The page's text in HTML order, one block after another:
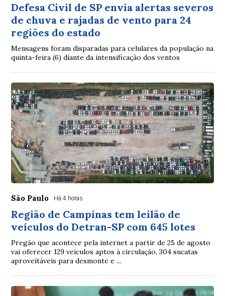
Defesa Civil de SP envia alertas severos
de chuva e rajadas de vento para 24
regiões do estado
Mensagens foram disparadas para celulares da população na
quinta-feira (6) diante da intensificação dos ventos
São Paulo Há 4 horas
Região de Campinas tem leilão de
veículos do Detran-SP com 645 lotes
Pregão que acontece pela internet a partir de 25 de agosto
vai oferecer 129 veículos aptos à circulação, 304 sucatas
aproveitáveis para desmonte e ...